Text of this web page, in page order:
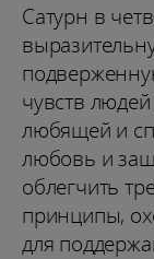
Сатурн в
чувств
любящей и
любовь и
облегчить
принципы,
для